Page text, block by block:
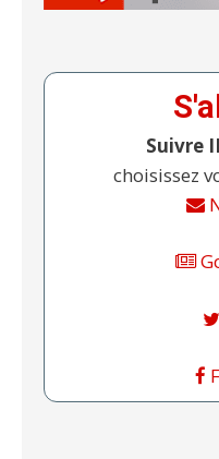
Suivre
choisissez